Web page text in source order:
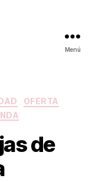
Menú
OFERTA
de